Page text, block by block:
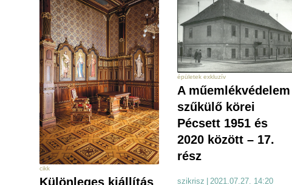
cikk
Különleges kiállítás
épületek exkluzív
A műemlékvédelem
szűkülő körei
Pécsett 1951 és
2020 között – 17.
rész
szikrisz 2021.07.27. 14:20